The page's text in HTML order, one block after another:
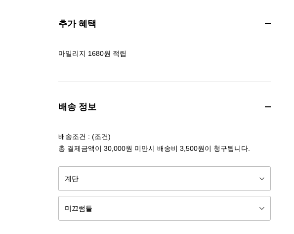
추가 혜택
마일리지 1680원 적립
배송 정보
배송조건 : (조건)
총 결제금액이 30,000원 미만시 배송비 3,500원이 청구됩니다.